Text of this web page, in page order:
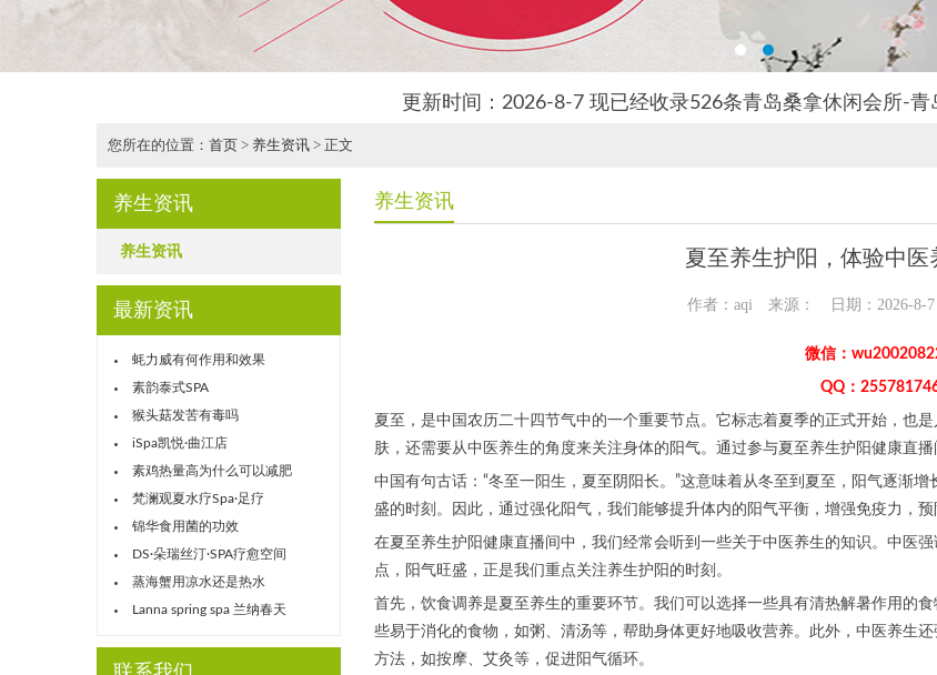
更新时间：2026-8-7 现已经收录526条青岛桑拿休闲会所-青
您所在的位置： 首页 > 养生资讯 > 正文
养生资讯
养生资讯
最新资讯
蚝力威有何作用和效果
素韵泰式SPA
猴头菇发苦有毒吗
iSpa凯悦·曲江店
素鸡热量高为什么可以减肥
梵澜观夏水疗Spa·足疗
锦华食用菌的功效
DS·朵瑞丝汀·SPA疗愈空间
蒸海蟹用凉水还是热水
Lanna spring spa 兰纳春天
养生资讯
夏至养生护阳，体验中医
作者：aqi 来源： 日期：2026-8-
微信：
QQ：
夏至，是中国农历二十四节气中的一个重要节点。它标志着夏季的正式开始，也
肤，还需要从中医养生的角度来关注身体的阳气。通过参与夏至养生护阳健康直
中国有句古话：“冬至一阳生，夏至阴阳长。”这意味着从冬至到夏至，阳气逐渐
盛的时刻。因此，通过强化阳气，我们能够提升体内的阳气平衡，增强免疫力，预
在夏至养生护阳健康直播间中，我们经常会听到一些关于中医养生的知识。中医
点，阳气旺盛，正是我们重点关注养生护阳的时刻。
首先，饮食调养是夏至养生的重要环节。我们可以选择一些具有清热解暑作用的
些易于消化的食物，如粥、清汤等，帮助身体更好地吸收营养。此外，中医养生
方法，如按摩、艾灸等，促进阳气循环。